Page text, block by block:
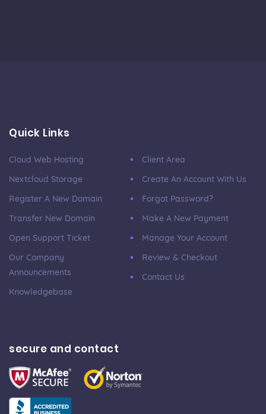
Quick Links
Cloud Web Hosting
Nextcloud Storage
Register A New Domain
Transfer New Domain
Open Support Ticket
Our Company
Announcements
Knowledgebase
Client Area
Create An Account With Us
Forgot Password?
Make A New Payment
Manage Your Account
Review & Checkout
Contact Us
secure and contact